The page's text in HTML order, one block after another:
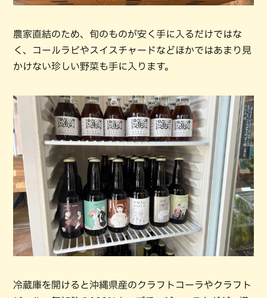
農家直結のため、旬のものが安く手に入るだけではな
く、コールラビやスイスチャードなどほかではあまり見
かけない珍しい野菜も手に入ります。
冷蔵庫を開けると沖縄県産のクラフトコーラやクラフト